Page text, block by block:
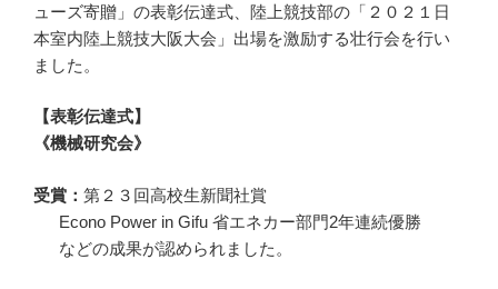
ューズ寄贈」の表彰伝達式、陸上競技部の「２０２１日
本室内陸上競技大阪大会」出場を激励する壮行会を行い
ました。
【表彰伝達式】
《機械研究会》
受賞： 第２３回高校生新聞社賞
Econo Power in Gifu 省エネカー部門2年連続優勝
などの成果が認められました。